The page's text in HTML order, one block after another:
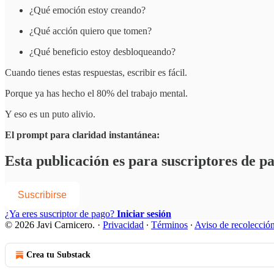
¿Qué emoción estoy creando?
¿Qué acción quiero que tomen?
¿Qué beneficio estoy desbloqueando?
Cuando tienes estas respuestas, escribir es fácil.
Porque ya has hecho el 80% del trabajo mental.
Y eso es un puto alivio.
El prompt para claridad instantánea:
Esta publicación es para suscriptores de
Suscribirse
¿Ya eres suscriptor de pago? Iniciar sesión
© 2026 Javi Carnicero. · Privacidad ∙ Términos ∙ Aviso de recolección
Crea tu Substack